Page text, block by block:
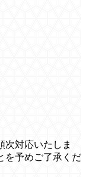
次対応いたしま
を予めご了承くだ